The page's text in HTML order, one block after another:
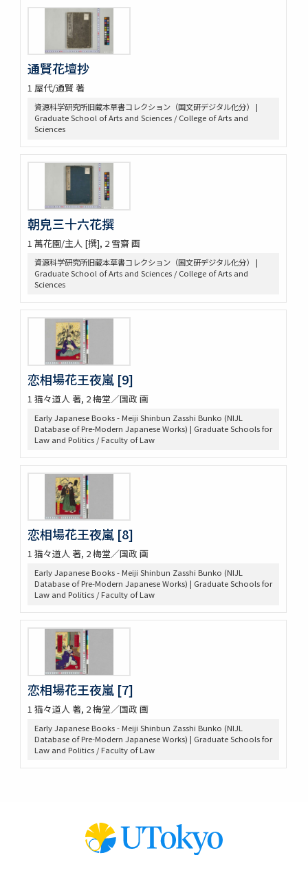
坂本浩然菌譜
茘枝譜 : 七篇第一
天工開物 3巻
嶺表録異 3巻
南産志
續脩臺灣府志
廣東新語 28巻
農政全書 60巻
花暦百詠 2巻坿百花賦考百花和稱
事物異名録 40巻
重刊巣氏諸病源候緫論 50巻 (存45巻)
遠西醫方名物考 36巻補遺9巻
延喜式 50巻
資源科学研究所旧蔵本草書コレクション（国文研デジタル化分）
神農本草経
紹興校定經史證類備急本草 / 王繼先[ほか編]
本草綱目 52巻序目1巻圖3巻瀕湖脉學1巻奇經八脉攷1巻脉訣攷證1巻
坿本草綱目拾遺10巻坿本草萬方鍼線8巻 / (明) 李時珍撰輯 ; (清) 呉毓
昌較訂
本草求眞 12巻序目圖1巻 / (清) 黄宮繍纂呈 ; (清) 黄宮黻校訂 ; (清)
黄學昌 [ほか] 校字
本草和名索引
本草從新 18巻總義1巻 / (清) 呉儀洛 [撰]
本草通玄
袖珍鑑本草綱目 / [前田利保著]
魚類, 禽類, 草木, 和漢譯名
三物考
大成真寫譜
紫藤園攷證 / 源翠嶽鑒定
有毒便覧
毒品便覧
田中芳男君七六展覽會記念誌
錦窠翁耋筵誌
錦窠翁九十賀壽博物會誌 / 伊藤篤太郎編
多識會誌
伊藤圭介履歴
救荒本草啓蒙 / 小野蕙蕙口授 ; 小野彦安録
救荒野譜記聞
艸木圖説 / 飯沼慾齋著 ; 田中芳男, 小野職愨増訂
本草圖譜 / 潅園岩崎常正著 ; 飯田藏太郎編纂
本草圖譜 / 岩崎常正著
瓶史草木備考
植物漢名鑑
草木異名集
[和]朝本草
寫生本草書
香山采種 / 鶴鳴竹内又玄 [撰]
有用植物圖説 / 田中芳男, 小野職愨撰 ; 曲直瀬愛, 小森頼信校 ; 服部
日本竹譜 / 片山直人著 ; 中島仰山画
竹譜 / (清) 陳鼎著 ; (清) 潘宗洛校
通賢花壇抄
1 屋代/通賢 著
資源科学研究所旧蔵本草書コレクション（国文研デジタル化分） |
Graduate School of Arts and Sciences / College of Arts and
Sciences
朝皃三十六花撰
1 萬花園/主人 [撰], 2 雪齋 画
資源科学研究所旧蔵本草書コレクション（国文研デジタル化分） |
Graduate School of Arts and Sciences / College of Arts and
Sciences
恋相場花王夜嵐 [9]
1 猫々道人 著, 2 梅堂／国政 画
Early Japanese Books - Meiji Shinbun Zasshi Bunko (NIJL
Database of Pre-Modern Japanese Works) | Graduate Schools for
Law and Politics / Faculty of Law
恋相場花王夜嵐 [8]
1 猫々道人 著, 2 梅堂／国政 画
Early Japanese Books - Meiji Shinbun Zasshi Bunko (NIJL
Database of Pre-Modern Japanese Works) | Graduate Schools for
Law and Politics / Faculty of Law
恋相場花王夜嵐 [7]
1 猫々道人 著, 2 梅堂／国政 画
Early Japanese Books - Meiji Shinbun Zasshi Bunko (NIJL
Database of Pre-Modern Japanese Works) | Graduate Schools for
Law and Politics / Faculty of Law